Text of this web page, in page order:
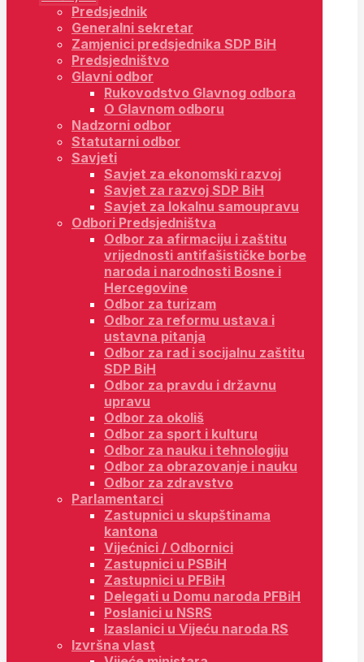
Predsjednik
Generalni sekretar
Zamjenici predsjednika SDP BiH
Predsjedništvo
Glavni odbor
Rukovodstvo Glavnog odbora
O Glavnom odboru
Nadzorni odbor
Statutarni odbor
Savjeti
Savjet za ekonomski razvoj
Savjet za razvoj SDP BiH
Savjet za lokalnu samoupravu
Odbori Predsjedništva
Odbor za afirmaciju i zaštitu
vrijednosti antifašističke borbe
naroda i narodnosti Bosne i
Hercegovine
Odbor za turizam
Odbor za reformu ustava i
ustavna pitanja
Odbor za rad i socijalnu zaštitu
SDP BiH
Odbor za pravdu i državnu
upravu
Odbor za okoliš
Odbor za sport i kulturu
Odbor za nauku i tehnologiju
Odbor za obrazovanje i nauku
Odbor za zdravstvo
Parlamentarci
Zastupnici u skupštinama
kantona
Vijećnici / Odbornici
Zastupnici u PSBiH
Zastupnici u PFBiH
Delegati u Domu naroda PFBiH
Poslanici u NSRS
Izaslanici u Vijeću naroda RS
Izvršna vlast